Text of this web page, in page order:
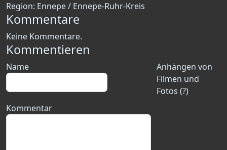
Region: Ennepe / Ennepe-Ruhr-Kreis
Kommentare
Keine Kommentare.
Kommentieren
Anhängen von
Filmen und
Fotos (?)
Name
Kommentar